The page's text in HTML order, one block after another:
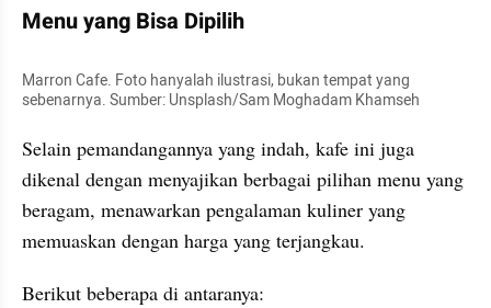
Menu yang Bisa Dipilih
Marron Cafe. Foto hanyalah ilustrasi, bukan tempat yang
sebenarnya. Sumber: Unsplash/Sam Moghadam Khamseh
Selain pemandangannya yang indah, kafe ini juga
dikenal dengan menyajikan berbagai pilihan menu yang
beragam, menawarkan pengalaman kuliner yang
memuaskan dengan harga yang terjangkau.
Berikut beberapa di antaranya: